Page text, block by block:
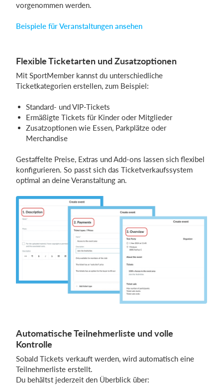
vorgenommen werden.
Beispiele für Veranstaltungen ansehen
Flexible Ticketarten und Zusatzoptionen
Mit SportMember kannst du unterschiedliche
Ticketkategorien erstellen, zum Beispiel:
Standard- und VIP-Tickets
Ermäßigte Tickets für Kinder oder Mitglieder
Zusatzoptionen wie Essen, Parkplätze oder
Merchandise
Gestaffelte Preise, Extras und Add-ons lassen sich flexibel
konfigurieren. So passt sich das Ticketverkaufssystem
optimal an deine Veranstaltung an.
Automatische Teilnehmerliste und volle
Kontrolle
Sobald Tickets verkauft werden, wird automatisch eine
Teilnehmerliste erstellt.
Du behältst jederzeit den Überblick über: